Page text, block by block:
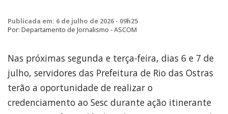
Publicada em: 6 de julho de 2026 - 09h25
Por: Departamento de Jornalismo - ASCOM
Nas próximas segunda e terça-feira, dias 6 e 7 de
julho, servidores das Prefeitura de Rio das Ostras
terão a oportunidade de realizar o
credenciamento ao Sesc durante ação itinerante